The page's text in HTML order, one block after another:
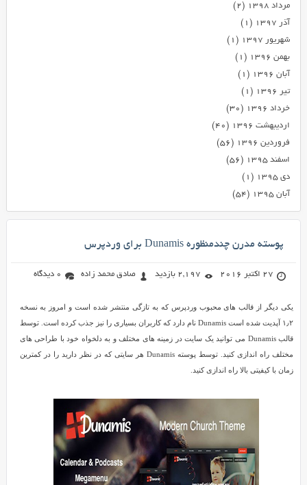
مرداد ۱۳۹۸
(۲)
آذر ۱۳۹۷
(۱)
شهریور ۱۳۹۷
(۱)
بهمن ۱۳۹۶
(۱)
آبان ۱۳۹۶
(۱)
تیر ۱۳۹۶
(۱)
خرداد ۱۳۹۶
(۳۰)
اردیبهشت ۱۳۹۶
(۴۰)
فروردین ۱۳۹۶
(۵۶)
اسفند ۱۳۹۵
(۵۶)
دی ۱۳۹۵
(۱)
آبان ۱۳۹۵
(۵۴)
پوسته مدرن چندمنظوره Dunamis برای وردپرس
27 اکتبر 2016 2,197 بازدید صادق محمد زاده 0 دیدگاه
یکی دیگر از قالب های محبوب وردپرس که به تازگی منتشر شده است و امروز به نسخه
۱٫۲ آپدیت شده است Dunamis نام دارد که کاربران بسیاری را نیز جذب کرده است. توسط
قالب Dunamis می توانید یک سایت در زمینه های مختلف و به دلخواه خود با طراحی های
مختلف راه اندازی کنید. توسط پوسته Dunamis هر سایتی که در نظر دارید را در کمترین
زمان با کیفیتی بالا راه اندازی کنید.